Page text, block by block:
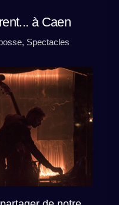
à Caen
, Spectacles